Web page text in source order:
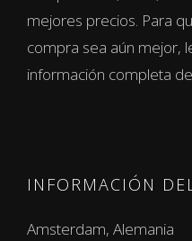
mejores precios. Para
compra sea aún mejor,
información completa
INFORMACIÓN
Amsterdam, Alemania